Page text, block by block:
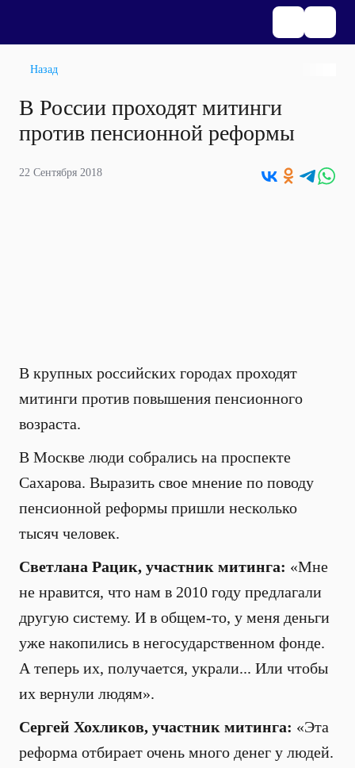
Назад
В России проходят митинги
против пенсионной реформы
22 Сентября 2018
В крупных российских городах проходят
митинги против повышения пенсионного
возраста.
В Москве люди собрались на проспекте
Сахарова. Выразить свое мнение по поводу
пенсионной реформы пришли несколько
тысяч человек.
Светлана Рацик, участник митинга: «Мне
не нравится, что нам в 2010 году предлагали
другую систему. И в общем-то, у меня деньги
уже накопились в негосударственном фонде.
А теперь их, получается, украли... Или чтобы
их вернули людям».
Сергей Хохликов, участник митинга: «Эта
реформа отбирает очень много денег у людей.